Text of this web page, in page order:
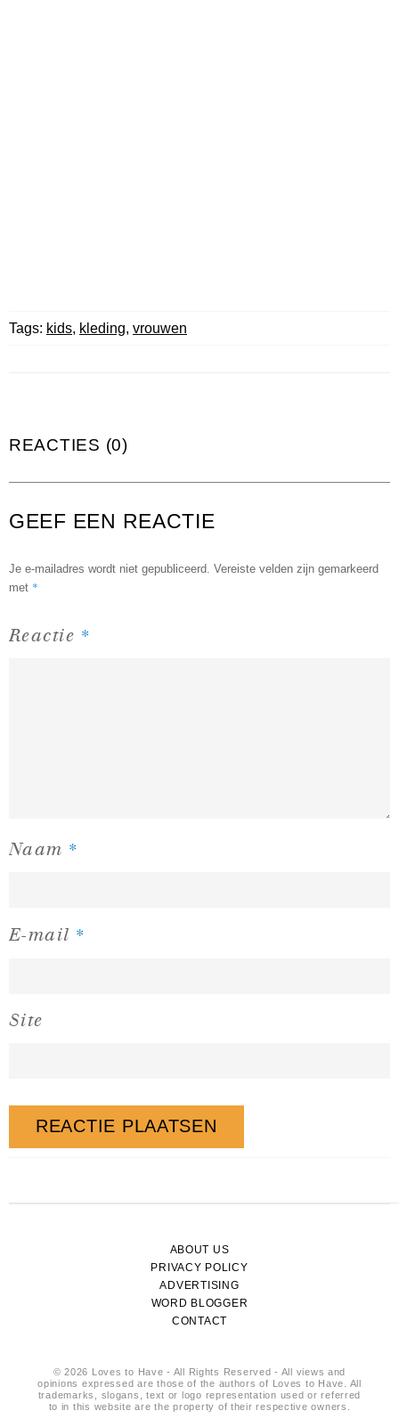
Tags: kids, kleding, vrouwen
REACTIES (0)
GEEF EEN REACTIE
Je e-mailadres wordt niet gepubliceerd. Vereiste velden zijn gemarkeerd
met *
Reactie *
Naam *
E-mail *
Site
ABOUT US
PRIVACY POLICY
ADVERTISING
WORD BLOGGER
CONTACT
© 2026 Loves to Have - All Rights Reserved - All views and
opinions expressed are those of the authors of Loves to Have. All
trademarks, slogans, text or logo representation used or referred
to in this website are the property of their respective owners.